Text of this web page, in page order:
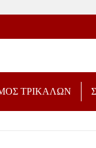
ΤΡΙΚΑΛΩΝ